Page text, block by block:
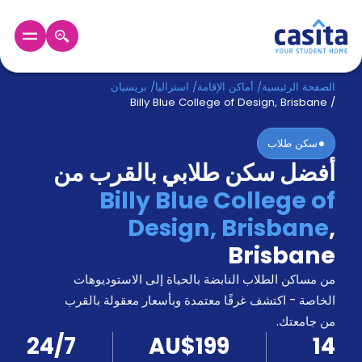
الرئيسية عربي AUD
دخول
حجز
السكن
من
نحن؟
المدونة
أخبر
أصدقائك
و
اكسب
كن
شريكا
الدعم
الصفحة الرئيسية/ أماكن الإقامة/ استراليا/ بريسبان
/
Billy Blue College of Design, Brisbane
سكن طلاب
أفضل سكن طلابي بالقرب من
Billy Blue College of
Design, Brisbane,
Brisbane
من مساكن الطلاب النابضة بالحياة إلى الاستوديوهات
الخاصة - اكتشف غرفًا معتمدة وبأسعار معقولة بالقرب
من جامعتك.
14
AU$199
24/7